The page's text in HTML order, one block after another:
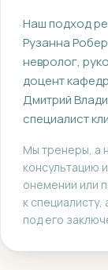
Наш подход
Рузанна
невролог,
доцент
Дмитрий
специалист
Мы тренеры, а
консультацию
онемении или
к
под его